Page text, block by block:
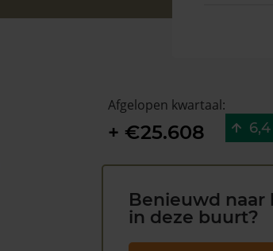
Afgelopen kwartaal:
+ €25.608 6,4
Benieuwd naar
in deze buurt?